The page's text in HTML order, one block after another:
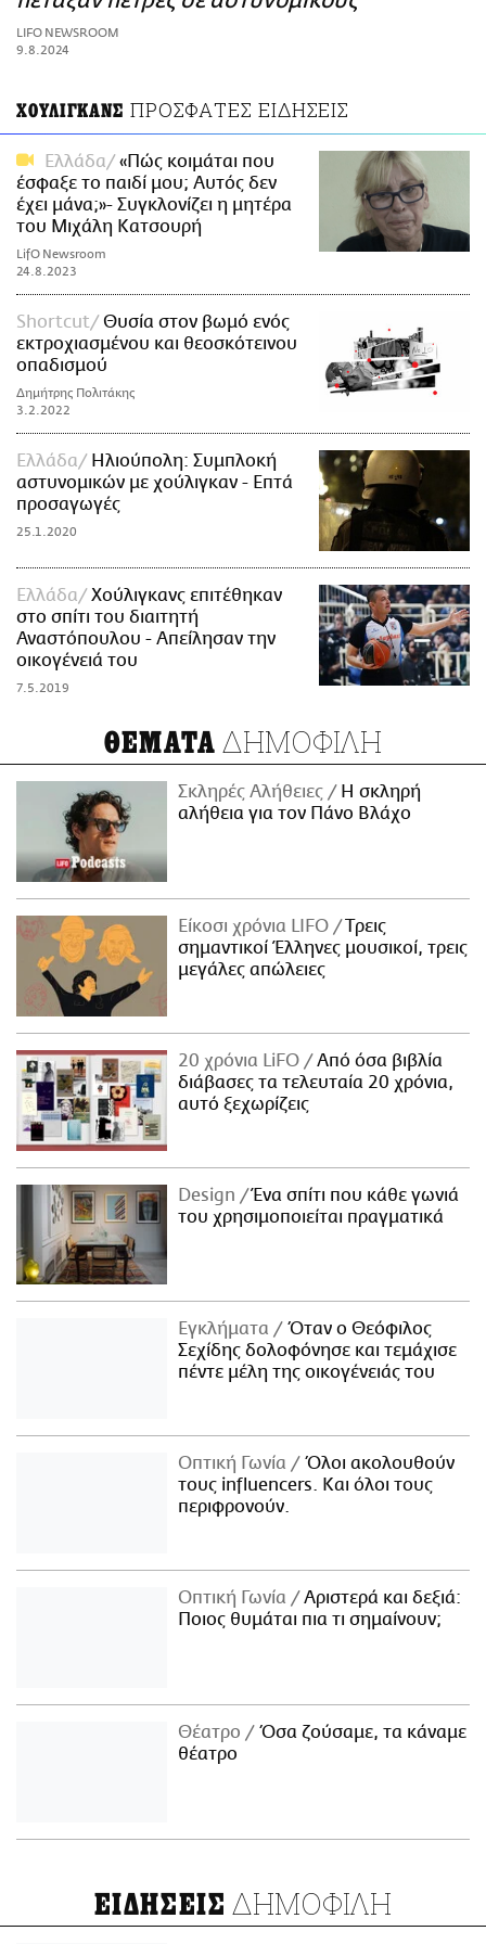
ΑΜΠΑ
PRINT
LIFO NEWSROOM
9.8.2024
ΧΟΥΛΙΓΚΑΝΣ ΠΡΟΣΦΑΤΕΣ ΕΙΔΗΣΕΙΣ
Ελλάδα
«Πώς κοιμάται που
έσφαξε το παιδί μου; Αυτός δεν
έχει μάνα;»- Συγκλονίζει η μητέρα
του Μιχάλη Κατσουρή
LifO Newsroom
24.8.2023
Shortcut
Θυσία στον βωμό ενός
εκτροχιασμένου και θεοσκότεινου
οπαδισμού
Δημήτρης Πολιτάκης
3.2.2022
Ελλάδα
Ηλιούπολη: Συμπλοκή
αστυνομικών με χούλιγκαν - Επτά
προσαγωγές
25.1.2020
Ελλάδα
Χούλιγκανς επιτέθηκαν
στο σπίτι του διαιτητή
Αναστόπουλου - Απείλησαν την
οικογένειά του
7.5.2019
ΘΕΜΑΤΑ ΔΗΜΟΦΙΛΗ
Σκληρές Αλήθειες
H σκληρή
αλήθεια για τον Πάνο Βλάχο
Είκοσι χρόνια LIFO
Tρεις
σημαντικοί Έλληνες μουσικοί, τρεις
μεγάλες απώλειες
20 χρόνια LiFO
Από όσα βιβλία
διάβασες τα τελευταία 20 χρόνια,
αυτό ξεχωρίζεις
Design
Ένα σπίτι που κάθε γωνιά
του χρησιμοποιείται πραγματικά
Εγκλήματα
Όταν ο Θεόφιλος
Σεχίδης δολοφόνησε και τεμάχισε
πέντε μέλη της οικογένειάς του
Οπτική Γωνία
Όλοι ακολουθούν
τους influencers. Και όλοι τους
περιφρονούν.
Οπτική Γωνία
Αριστερά και δεξιά:
Ποιος θυμάται πια τι σημαίνουν;
Θέατρο
Όσα ζούσαμε, τα κάναμε
θέατρο
ΕΙΔΗΣΕΙΣ ΔΗΜΟΦΙΛΗ